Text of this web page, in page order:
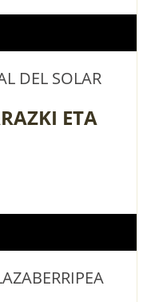
DEL SOLAR
ETA